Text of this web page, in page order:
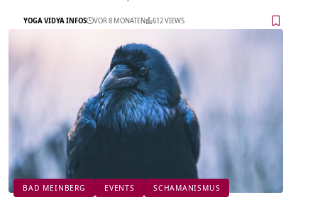
YOGA VIDYA INFOS VOR 8 MONATEN 612 VIEWS
BAD MEINBERG EVENTS SCHAMANISMUS